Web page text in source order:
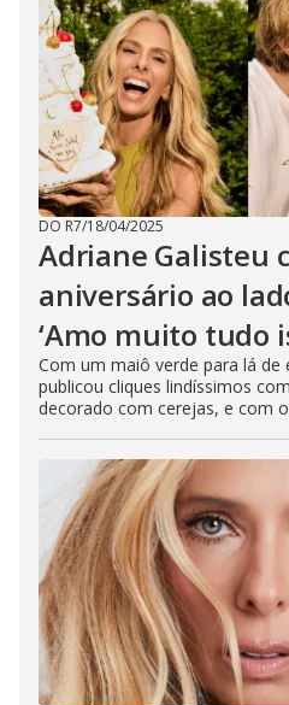
DO R7/18/04/2025
Adriane Galisteu
aniversário ao
‘Amo muito tudo
Com um maiô verde para lá
publicou cliques lindíssimos
decorado com cerejas, e com